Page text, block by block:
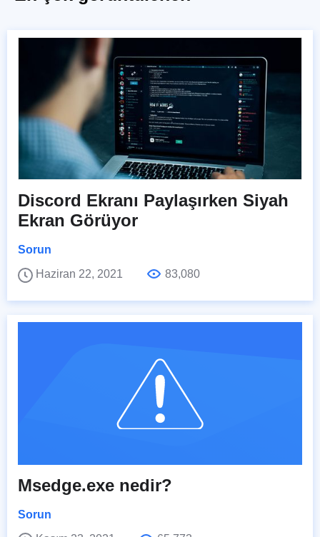
Discord Ekranı Paylaşırken Siyah
Ekran Görüyor
Sorun
Haziran 22, 2021
83,080
Msedge.exe nedir?
Sorun